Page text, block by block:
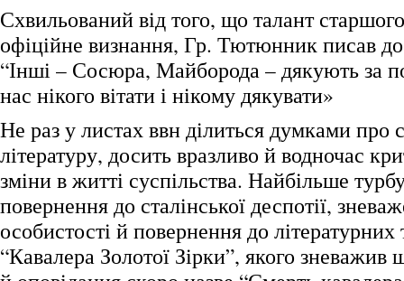
Схвильований від того, що талант
офіційне визнання, Гр. Тютюнник писав
“Інші – Сосюра, Майборода – дякують за
нас нікого вітати і нікому дякувати»
Не раз у листах ввн ділиться думками про
літературу, досить вразливо й водночас
зміни в житті суспільства. Найбільше
повернення до сталінської деспотії,
особистості й повернення до літературних
“Кавалера Золотої Зірки”, якого